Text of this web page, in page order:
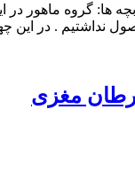
ها: گروه ماهور
نداشتیم . در این
مغزی